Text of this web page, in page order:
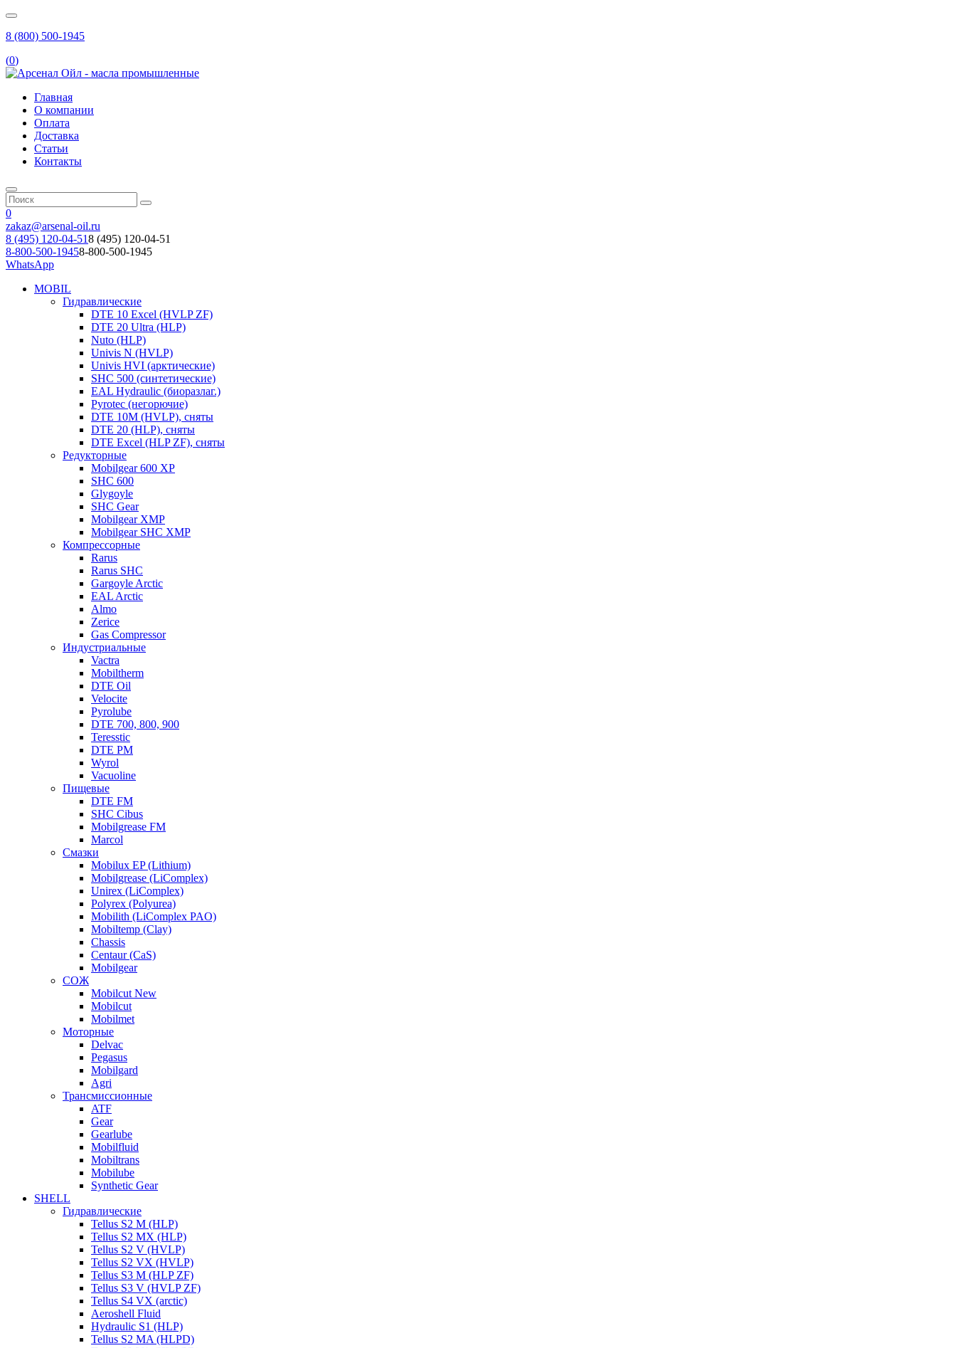
8 (800) 500-1945
(0)
Главная
О компании
Оплата
Доставка
Статьи
Контакты
0
zakaz@arsenal-oil.ru
8 (495) 120-04-518 (495) 120-04-51
8-800-500-19458-800-500-1945
WhatsApp
MOBIL
Гидравлические
DTE 10 Excel (HVLP ZF)
DTE 20 Ultra (HLP)
Nuto (HLP)
Univis N (HVLP)
Univis HVI (арктические)
SHC 500 (синтетические)
EAL Hydraulic (биоразлаг.)
Pyrotec (негорючие)
DTE 10M (HVLP), сняты
DTE 20 (HLP), сняты
DTE Excel (HLP ZF), сняты
Редукторные
Mobilgear 600 XP
SHC 600
Glygoyle
SHC Gear
Mobilgear XMP
Mobilgear SHC XMP
Компрессорные
Rarus
Rarus SHC
Gargoyle Arctic
EAL Arctic
Almo
Zerice
Gas Compressor
Индустриальные
Vactra
Mobiltherm
DTE Oil
Velocite
Pyrolube
DTE 700, 800, 900
Teresstic
DTE PM
Wyrol
Vacuoline
Пищевые
DTE FM
SHC Cibus
Mobilgrease FM
Marcol
Смазки
Mobilux EP (Lithium)
Mobilgrease (LiComplex)
Unirex (LiComplex)
Polyrex (Polyurea)
Mobilith (LiComplex PAO)
Mobiltemp (Clay)
Chassis
Centaur (CaS)
Mobilgear
СОЖ
Mobilcut New
Mobilcut
Mobilmet
Моторные
Delvac
Pegasus
Mobilgard
Agri
Трансмиссионные
ATF
Gear
Gearlube
Mobilfluid
Mobiltrans
Mobilube
Synthetic Gear
SHELL
Гидравлические
Tellus S2 M (HLP)
Tellus S2 MХ (HLP)
Tellus S2 V (HVLP)
Tellus S2 VX (HVLP)
Tellus S3 M (HLP ZF)
Tellus S3 V (HVLP ZF)
Tellus S4 VX (arctic)
Aeroshell Fluid
Hydraulic S1 (HLP)
Tellus S2 MA (HLPD)